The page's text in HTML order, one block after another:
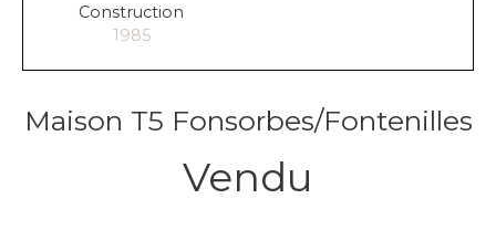
Construction
1985
Maison T5 Fonsorbes/Fontenilles
Vendu